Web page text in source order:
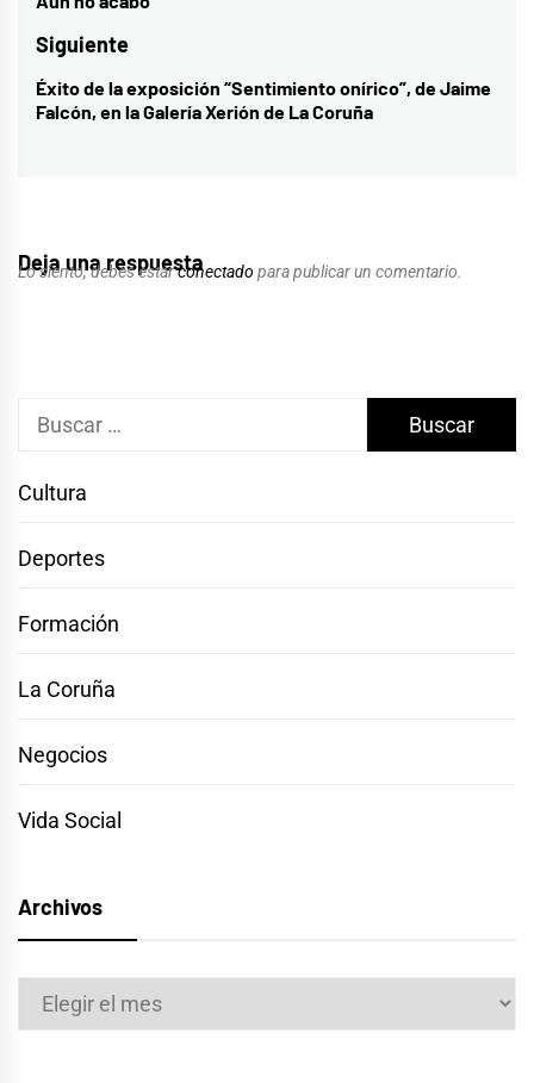
entradas
Entrada
anterior:
Siguiente
Entrada
siguiente:
Éxito de la exposición “Sentimiento onírico”, de Jaime
Falcón, en la Galería Xerión de La Coruña
Deja una respuesta
Lo siento, debes estarconectado para publicar un comentario.
Buscar:
Cultura
Deportes
Formación
La Coruña
Negocios
Vida Social
Archivos
Archivos